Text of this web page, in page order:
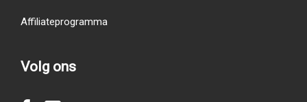
Affiliateprogramma
Volg ons